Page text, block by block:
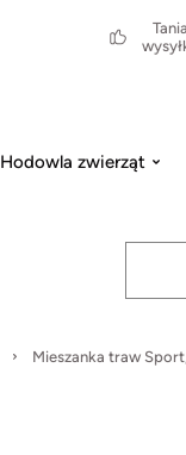
Tania
Hodowla zwierząt
Mieszanka traw